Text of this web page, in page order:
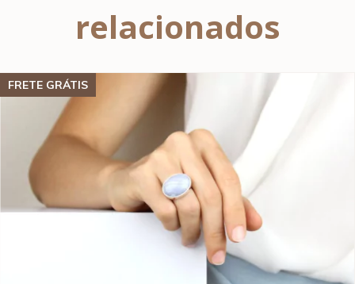
relacionados
FRETE GRÁTIS